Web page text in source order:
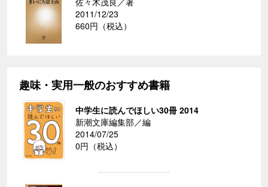
2011/12/23
660円（税込）
趣味・実用一般のおすすめ書籍
中学生に読んでほしい30冊 2014
新潮文庫編集部／編
2014/07/25
0円（税込）